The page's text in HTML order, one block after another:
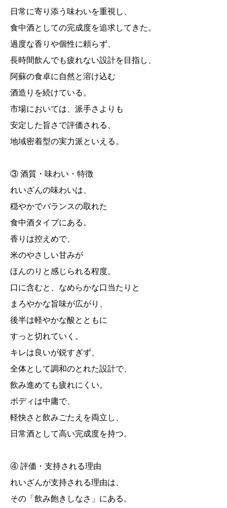
日常に寄り添う味わいを重視し、
食中酒としての完成度を追求してきた。
過度な香りや個性に頼らず、
長時間飲んでも疲れない設計を目指し、
阿蘇の食卓に自然と溶け込む
酒造りを続けている。
市場においては、派手さよりも
安定した旨さで評価される、
地域密着型の実力派といえる。
③ 酒質・味わい・特徴
れいざんの味わいは、
穏やかでバランスの取れた
食中酒タイプにある。
香りは控えめで、
米のやさしい甘みが
ほんのりと感じられる程度。
口に含むと、なめらかな口当たりと
まろやかな旨味が広がり、
後半は軽やかな酸とともに
すっと切れていく。
キレは良いが鋭すぎず、
全体として調和のとれた設計で、
飲み進めても疲れにくい。
ボディは中庸で、
軽快さと飲みごたえを両立し、
日常酒として高い完成度を持つ。
④ 評価・支持される理由
れいざんが支持される理由は、
その「飲み飽きしなさ」にある。